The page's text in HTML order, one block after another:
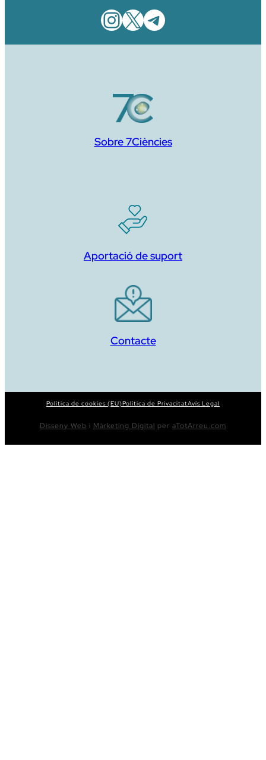
Instagram
X Telegram
Sobre 7Ciències
Aportació de suport
Contacte
Política de cookies (EU)Política de PrivacitatAvís Legal
Disseny Web i Màrketing Digital per aTotArreu.com